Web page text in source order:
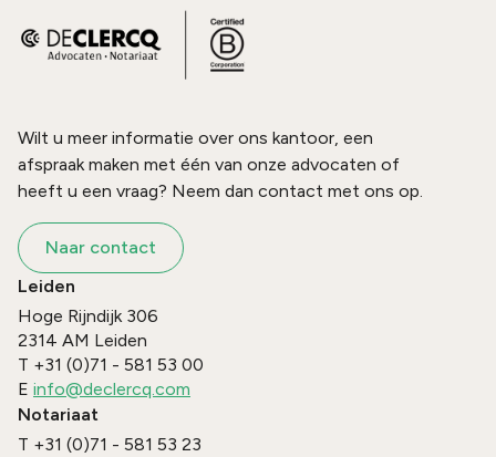
Wilt u meer informatie over ons kantoor, een
afspraak maken met één van onze advocaten of
heeft u een vraag? Neem dan contact met ons op.
Naar contact
Leiden
Hoge Rijndijk 306
2314 AM Leiden
T +31 (0)71 - 581 53 00
E info@declercq.com
Notariaat
T +31 (0)71 - 581 53 23